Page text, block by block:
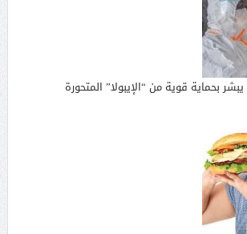
بحماية قوية من “الإيبولا” المتحورة